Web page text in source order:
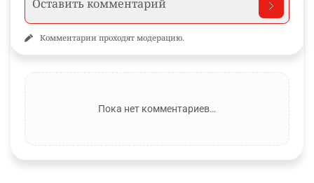
Комментарии проходят модерацию.
Пока нет комментариев…